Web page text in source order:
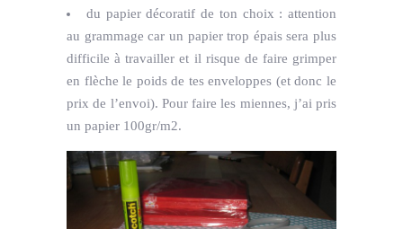
du papier décoratif de ton choix : attention
au grammage car un papier trop épais sera plus
difficile à travailler et il risque de faire grimper
en flèche le poids de tes enveloppes (et donc le
prix de l’envoi). Pour faire les miennes, j’ai pris
un papier 100gr/m2.